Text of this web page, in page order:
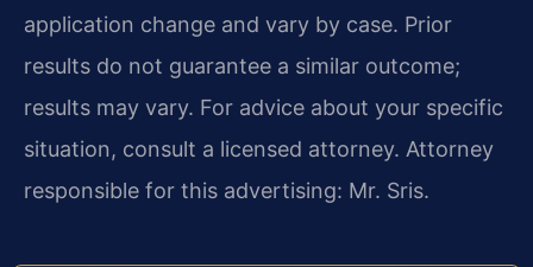
application change and vary by case. Prior
results do not guarantee a similar outcome;
results may vary. For advice about your specific
situation, consult a licensed attorney. Attorney
responsible for this advertising: Mr. Sris.